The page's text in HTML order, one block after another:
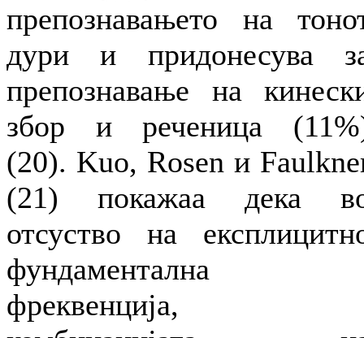
препознавањето на
дури и придонесува
препознавање на
збор и реченица
(20). Kuo, Rosen и
(21) покажаа дека
отсуство на
фундаментална
фреквенција,